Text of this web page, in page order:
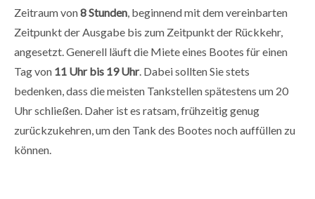
Zeitraum von8 Stunden, beginnend mit dem vereinbarten
Zeitpunkt der Ausgabe bis zum Zeitpunkt der Rückkehr,
angesetzt. Generell läuft die Miete eines Bootes für einen
Tag von 11 Uhr bis 19 Uhr. Dabei sollten Sie stets
bedenken, dass die meisten Tankstellen spätestens um 20
Uhr schließen. Daher ist es ratsam, frühzeitig genug
zurückzukehren, um den Tank des Bootes noch auffüllen zu
können.